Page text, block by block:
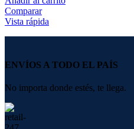
Comparar
Vista rápida
ENVÍOS A TODO EL PAÍS
No importa donde estés, te llega.